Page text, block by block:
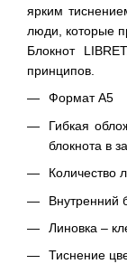
ярким
люди, которые
Блокнот
принципов.
Формат А5
Гибкая
блокнота в
Количество
Внутренний
Линовка –
Тиснение